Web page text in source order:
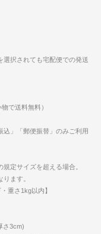
選択されても宅配便での発送
で送料無料）
込」「郵便振替」のみご利用
定サイズを超える場合。
ます。
重さ1kg以内】
さ3cm)